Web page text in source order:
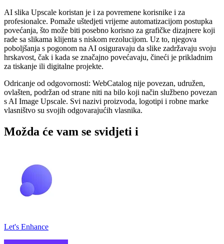
AI slika Upscale koristan je i za povremene korisnike i za
profesionalce. Pomaže uštedjeti vrijeme automatizacijom postupka
povećanja, što može biti posebno korisno za grafičke dizajnere koji
rade sa slikama klijenta s niskom rezolucijom. Uz to, njegova
poboljšanja s pogonom na AI osiguravaju da slike zadržavaju svoju
hrskavost, čak i kada se značajno povećavaju, čineći je prikladnim
za tiskanje ili digitalne projekte.
Odricanje od odgovornosti: WebCatalog nije povezan, udružen,
ovlašten, podržan od strane niti na bilo koji način službeno povezan
s AI Image Upscale. Svi nazivi proizvoda, logotipi i robne marke
vlasništvo su svojih odgovarajućih vlasnika.
Možda će vam se svidjeti i
Let's Enhance